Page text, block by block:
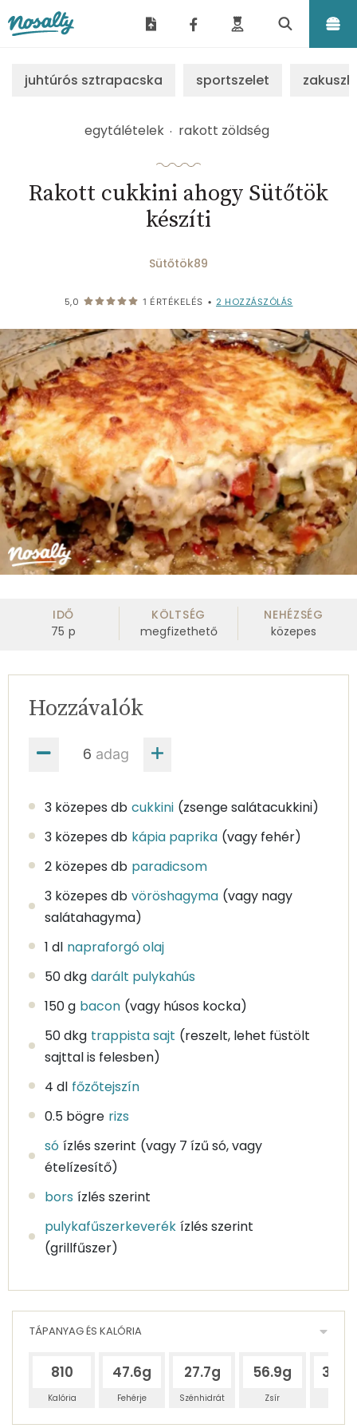
juhtúrós sztrapacska sportszelet
egytálételek rakott zöldség
Rakott cukkini ahogy Sütőtök
készíti
Sütőtök89
5,0 1 ÉRTÉKELÉS • 2 HOZZÁSZÓLÁS
IDŐ
75 p
KÖLTSÉG
megfizethető
NEHÉZSÉG
közepes
adag
Hozzávalók
3 közepes db cukkini (zsenge salátacukkini)
3 közepes db kápia paprika (vagy fehér)
2 közepes db paradicsom
3 közepes db vöröshagyma (vagy nagy
salátahagyma)
1 dl napraforgó olaj
50 dkg darált pulykahús
150 g bacon (vagy húsos kocka)
50 dkg trappista sajt (reszelt, lehet füstölt
sajttal is felesben)
4 dl főzőtejszín
0.5 bögre rizs
só ízlés szerint (vagy 7 ízű só, vagy
ételízesítő)
bors ízlés szerint
pulykafűszerkeverék ízlés szerint
(grillfűszer)
TÁPANYAG ÉS KALÓRIA
810
Kalória
47.6g
Fehérje
27.7g
Szénhidrát
56.9g
Zsír